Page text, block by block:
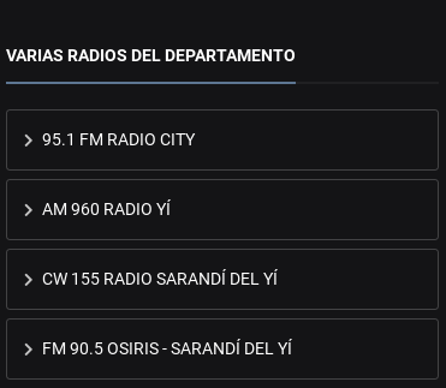
VARIAS RADIOS DEL DEPARTAMENTO
95.1 FM RADIO CITY
AM 960 RADIO YÍ
CW 155 RADIO SARANDÍ DEL YÍ
FM 90.5 OSIRIS - SARANDÍ DEL YÍ